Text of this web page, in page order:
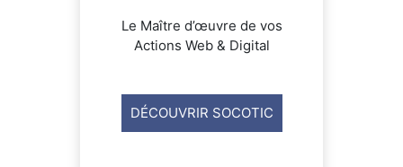
Le Maître d’œuvre de vos
Actions Web & Digital
DÉCOUVRIR SOCOTIC